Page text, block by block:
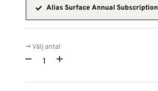
Alias Surface Annual Subscription
-> Välj antal